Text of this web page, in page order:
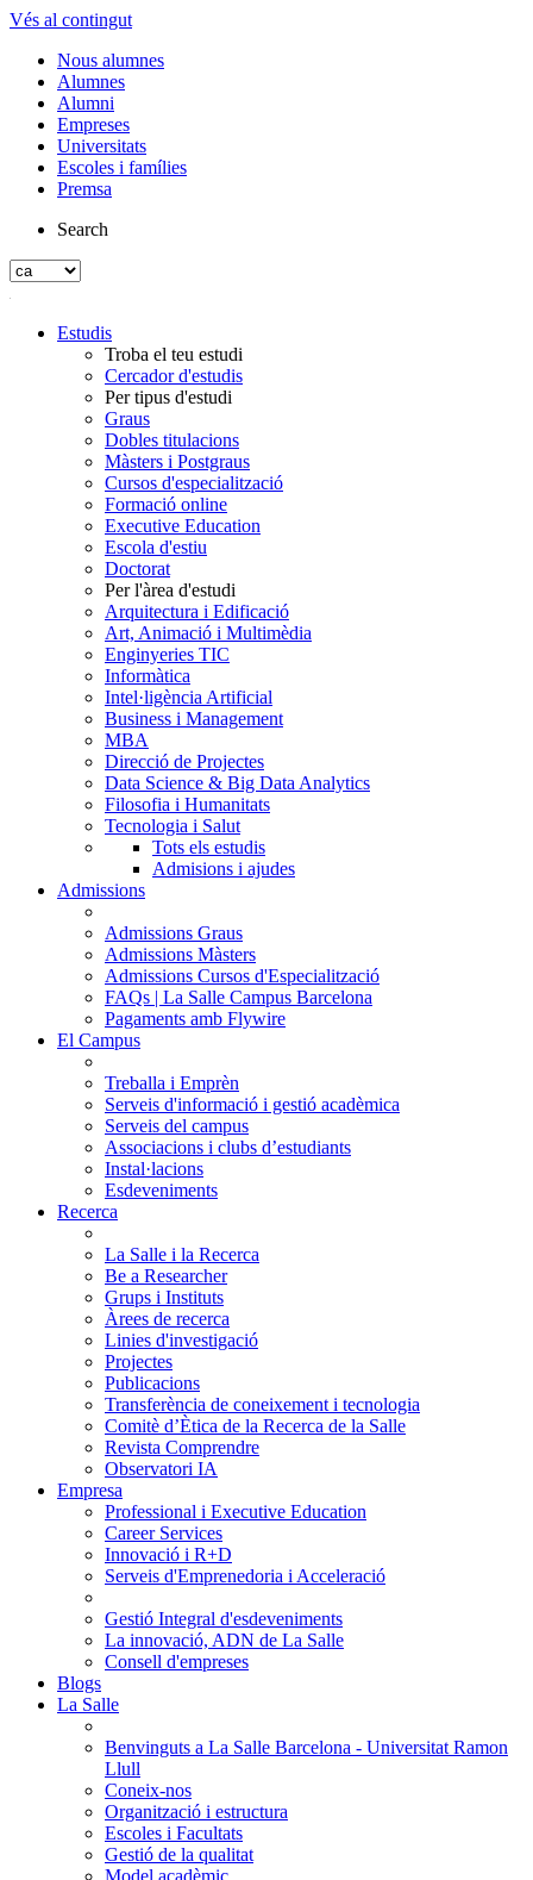
Vés al contingut
Nous alumnes
Alumnes
Alumni
Empreses
Universitats
Escoles i famílies
Premsa
Search
Estudis
Troba el teu estudi
Cercador d'estudis
Per tipus d'estudi
Graus
Dobles titulacions
Màsters i Postgraus
Cursos d'especialització
Formació online
Executive Education
Escola d'estiu
Doctorat
Per l'àrea d'estudi
Arquitectura i Edificació
Art, Animació i Multimèdia
Enginyeries TIC
Informàtica
Intel·ligència Artificial
Business i Management
MBA
Direcció de Projectes
Data Science & Big Data Analytics
Filosofia i Humanitats
Tecnologia i Salut
Tots els estudis
Admisions i ajudes
Admissions
Admissions Graus
Admissions Màsters
Admissions Cursos d'Especialització
FAQs | La Salle Campus Barcelona
Pagaments amb Flywire
El Campus
Treballa i Emprèn
Serveis d'informació i gestió acadèmica
Serveis del campus
Associacions i clubs d’estudiants
Instal·lacions
Esdeveniments
Recerca
La Salle i la Recerca
Be a Researcher
Grups i Instituts
Àrees de recerca
Linies d'investigació
Projectes
Publicacions
Transferència de coneixement i tecnologia
Comitè d’Ètica de la Recerca de la Salle
Revista Comprendre
Observatori IA
Empresa
Professional i Executive Education
Career Services
Innovació i R+D
Serveis d'Emprenedoria i Acceleració
Gestió Integral d'esdeveniments
La innovació, ADN de La Salle
Consell d'empreses
Blogs
La Salle
Benvinguts a La Salle Barcelona - Universitat Ramon
Llull
Coneix-nos
Organització i estructura
Escoles i Facultats
Gestió de la qualitat
Model acadèmic